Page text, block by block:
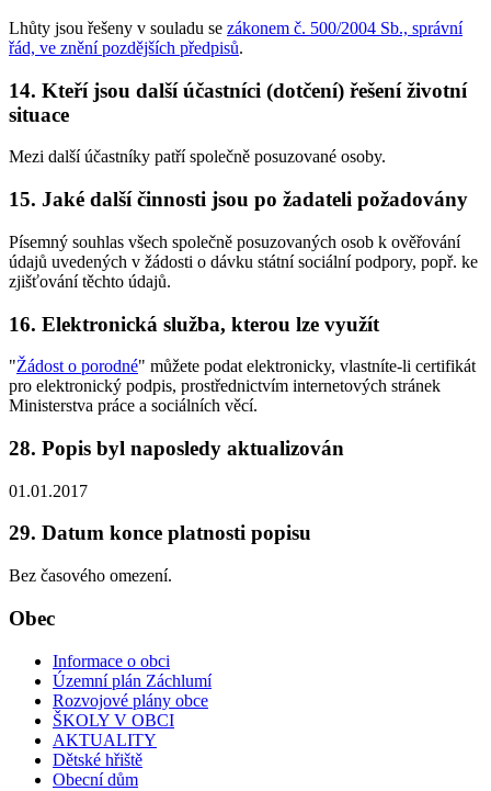
Lhůty jsou řešeny v souladu se zákonem č. 500/2004 Sb., správní
řád, ve znění pozdějších předpisů.
14. Kteří jsou další účastníci (dotčení) řešení životní
situace
Mezi další účastníky patří společně posuzované osoby.
15. Jaké další činnosti jsou po žadateli požadovány
Písemný souhlas všech společně posuzovaných osob k ověřování
údajů uvedených v žádosti o dávku státní sociální podpory, popř. ke
zjišťování těchto údajů.
16. Elektronická služba, kterou lze využít
"Žádost o porodné" můžete podat elektronicky, vlastníte-li certifikát
pro elektronický podpis, prostřednictvím internetových stránek
Ministerstva práce a sociálních věcí.
28. Popis byl naposledy aktualizován
01.01.2017
29. Datum konce platnosti popisu
Bez časového omezení.
Obec
Informace o obci
Územní plán Záchlumí
Rozvojové plány obce
ŠKOLY V OBCI
AKTUALITY
Dětské hřiště
Obecní dům